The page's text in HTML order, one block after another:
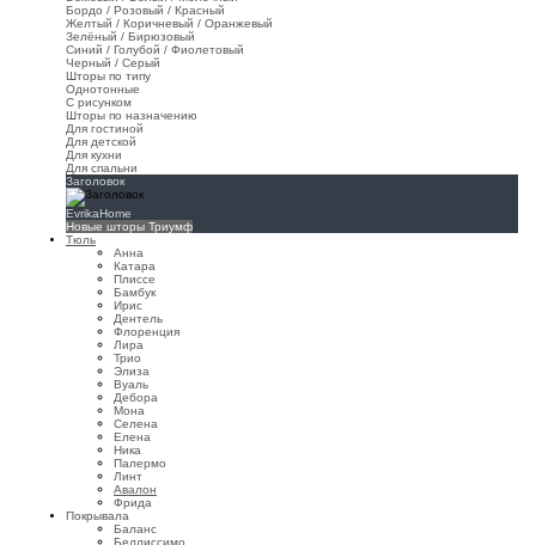
Бордо / Розовый / Красный
Желтый / Коричневый / Оранжевый
Зелёный / Бирюзовый
Синий / Голубой / Фиолетовый
Черный / Серый
Шторы по типу
Однотонные
С рисунком
Шторы по назначению
Для гостиной
Для детской
Для кухни
Для спальни
Заголовок
EvrikaHome
Новые шторы Триумф
Тюль
Анна
Катара
Плиссе
Бамбук
Ирис
Дентель
Флоренция
Лира
Трио
Элиза
Вуаль
Дебора
Мона
Селена
Елена
Ника
Палермо
Линт
Авалон
Фрида
Покрывала
Баланс
Беллиссимо